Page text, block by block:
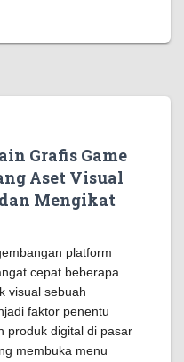
Grafis Game
Aset Visual
Mengikat
platform
cepat beberapa
visual sebuah
faktor penentu
produk digital di pasar
membuka menu